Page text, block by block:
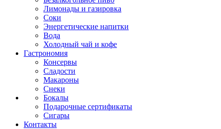
Лимонады и газировка
Соки
Энергетические напитки
Вода
Холодный чай и кофе
Гастрономия
Консервы
Сладости
Макароны
Снеки
Бокалы
Подарочные сертификаты
Сигары
Контакты